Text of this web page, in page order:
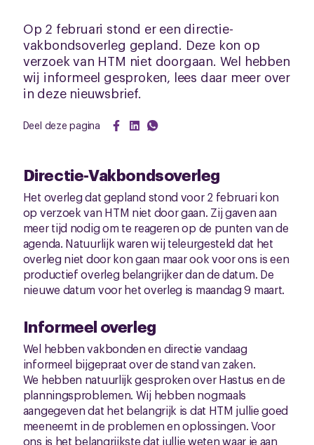
Op 2 februari stond er een directie-
vakbondsoverleg gepland. Deze kon op
verzoek van HTM niet doorgaan. Wel hebben
wij informeel gesproken, lees daar meer over
in deze nieuwsbrief.
Deel deze pagina
Directie-Vakbondsoverleg
Het overleg dat gepland stond voor 2 februari kon
op verzoek van HTM niet door gaan. Zij gaven aan
meer tijd nodig om te reageren op de punten van de
agenda. Natuurlijk waren wij teleurgesteld dat het
overleg niet door kon gaan maar ook voor ons is een
productief overleg belangrijker dan de datum. De
nieuwe datum voor het overleg is maandag 9 maart.
Informeel overleg
Wel hebben vakbonden en directie vandaag
informeel bijgepraat over de stand van zaken.
We hebben natuurlijk gesproken over Hastus en de
planningsproblemen. Wij hebben nogmaals
aangegeven dat het belangrijk is dat HTM jullie goed
meeneemt in de problemen en oplossingen. Voor
ons is het belangrijkste dat jullie weten waar je aan